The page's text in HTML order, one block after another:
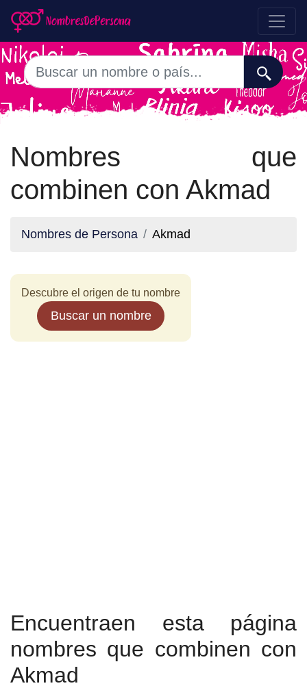
Nombres que
combinen con Akmad
Nombres de Persona Akmad
Descubre el origen de tu nombre
Buscar un nombre
Encuentraen esta página
nombres que combinen con
Akmad